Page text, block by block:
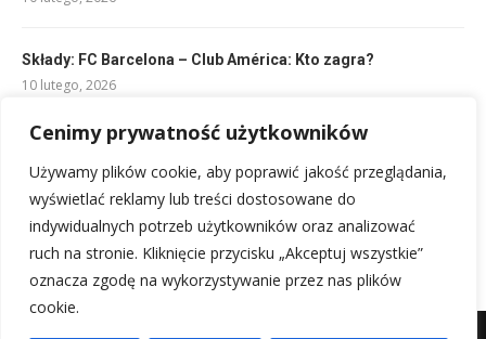
Cenimy prywatność użytkowników
Używamy plików cookie, aby poprawić jakość przeglądania,
wyświetlać reklamy lub treści dostosowane do
indywidualnych potrzeb użytkowników oraz analizować
ruch na stronie. Kliknięcie przycisku „Akceptuj wszystkie”
oznacza zgodę na wykorzystywanie przez nas plików
cookie.
Składy: FC Barcelona – Club América: Kto zagra?
10 lutego, 2026
Kraków: ceny, atrakcje, wycieczki –
Twój przewodnik po grodzie Kraka
21 kwietnia, 2026